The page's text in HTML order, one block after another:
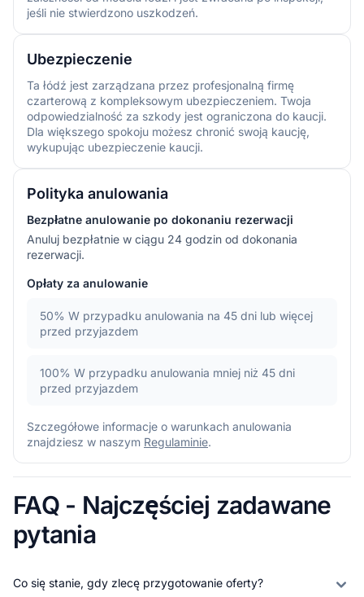
jeśli nie stwierdzono uszkodzeń.
Ubezpieczenie
Ta łódź jest zarządzana przez profesjonalną firmę
czarterową z kompleksowym ubezpieczeniem. Twoja
odpowiedzialność za szkody jest ograniczona do kaucji.
Dla większego spokoju możesz chronić swoją kaucję,
wykupując ubezpieczenie kaucji.
Polityka anulowania
Bezpłatne anulowanie po dokonaniu rezerwacji
Anuluj bezpłatnie w ciągu 24 godzin od dokonania
rezerwacji.
Opłaty za anulowanie
50% W przypadku anulowania na 45 dni lub więcej
przed przyjazdem
100% W przypadku anulowania mniej niż 45 dni
przed przyjazdem
Szczegółowe informacje o warunkach anulowania
znajdziesz w naszym Regulaminie.
FAQ - Najczęściej zadawane
pytania
Co się stanie, gdy zlecę przygotowanie oferty?